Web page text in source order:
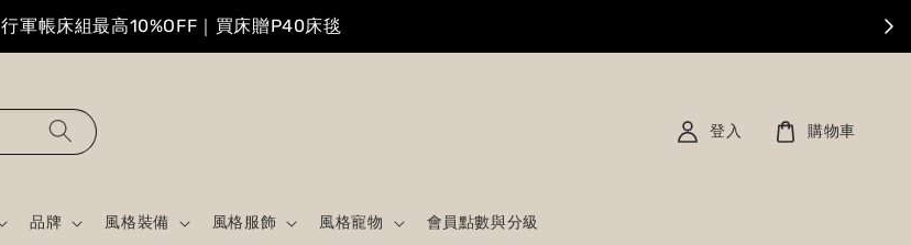
行軍帳床組最高10%OFF｜買床贈P40床毯
品牌 風格裝備 風格服飾 風格寵物 會員點數與分級
登入 購物車